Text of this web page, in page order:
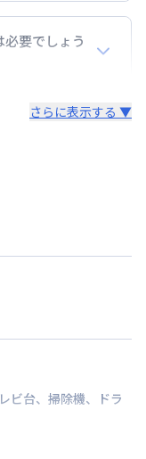
レンタルWi-
。
たします。
要でしょう
さらに表示する ▼
ビ台、 掃除機、
ドラ